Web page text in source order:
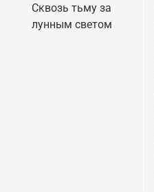
Сквозь тьму за
лунным светом